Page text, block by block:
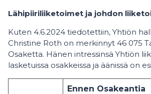
Lähipiiriliiketoimet ja johdon
Kuten 4.6.2024 tiedotettiin, Yhtiön
Christine Roth on merkinnyt 46 075
Osaketta. Hänen intressinsä Yhtiön
lasketuissa osakkeissa ja äänissä on
Ennen Osakeantia